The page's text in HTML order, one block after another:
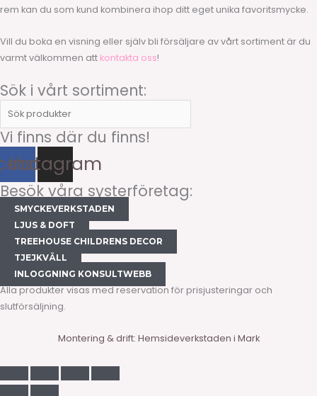
rem kan du som kund kombinera ihop ditt eget unika favoritsmycke.
Vill du boka en visning eller själv bli försäljare av vårt sortiment är du
varmt välkommen att kontakta oss!
Sök i vårt sortiment:
Vi finns där du finns!
Instagram
Besök våra systerföretag:
SMYCKEVERKSTADEN
LJUS & DOFT
TREEHOUSE CHILDRENS DECOR
TJEJKVÄLL
INLOGGNING KONSULTWEBB
Alla produkter visas med reservation för prisjusteringar och
slutförsäljning.
Montering & drift: Hemsideverkstaden i Mark